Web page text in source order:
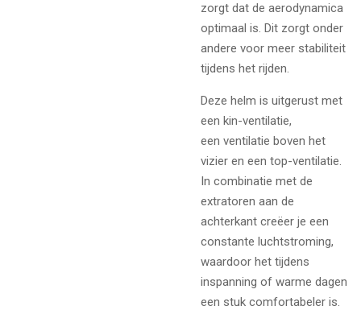
zorgt dat de aerodynamica
optimaal is. Dit zorgt onder
andere voor meer stabiliteit
tijdens het rijden.
Deze helm is uitgerust met
een kin-ventilatie,
een ventilatie boven het
vizier en een top-ventilatie.
In combinatie met de
extratoren aan de
achterkant creëer je een
constante luchtstroming,
waardoor het tijdens
inspanning of warme dagen
een stuk comfortabeler is.